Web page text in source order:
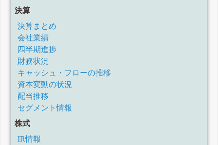
決算
決算まとめ
会社業績
四半期進捗
財務状況
キャッシュ・フローの推移
資本変動の状況
配当推移
セグメント情報
株式
IR情報